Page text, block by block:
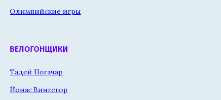
Олимпийские игры
ВЕЛОГОНЩИКИ
Тадей Погачар
Йонас Вингегор